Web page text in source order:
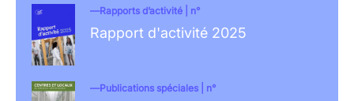
Rapports d’activité | n°
Rapport d'activité 2025
Publications spéciales | n°